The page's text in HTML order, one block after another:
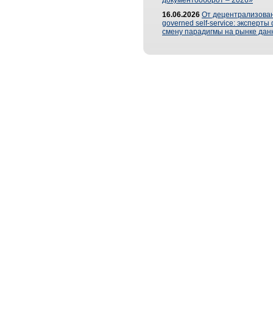
16.06.2026 От
governed self-service: эксперты
смену парадигмы на рынке